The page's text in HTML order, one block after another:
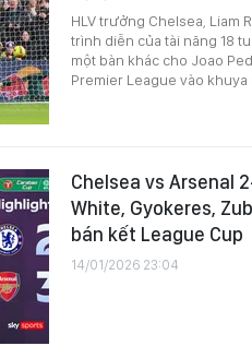
HLV trưởng Chelsea, Liam
trình diễn của tài năng 18
một bàn khác cho Joao
Premier League vào khuya
Chelsea vs Arsenal
White, Gyokeres,
bán kết League Cup
14/01/2026 23:04